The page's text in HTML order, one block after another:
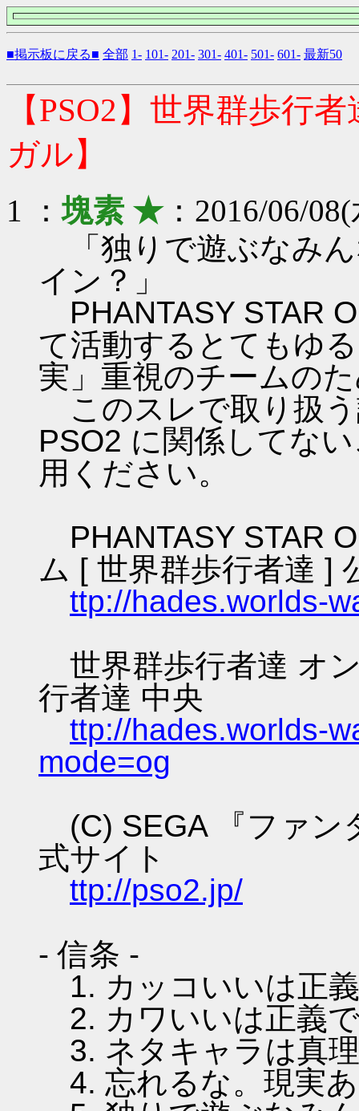
■掲示板に戻る■ 全部 1- 101- 201- 301- 401- 501- 601- 最新50
【PSO2】世界群歩行
ガル】
1 ：塊素 ★：2016/06/
「独りで遊ぶなみ
イン？」
PHANTASY STAR
て活動するとてもゆ
実」重視のチームの
このスレで取り扱
PSO2 に関係してな
用ください。
PHANTASY STAR
ム [ 世界群歩行者達 ]
ttp://hades.worlds-
世界群歩行者達 オ
行者達 中央
ttp://hades.worlds-
mode=og
(C) SEGA 『ファン
式サイト
ttp://pso2.jp/
- 信条 -
1. カッコいいは正
2. カワいいは正義
3. ネタキャラは真
4. 忘れるな。現実